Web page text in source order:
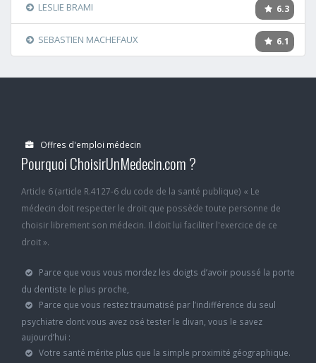
6.3
LESLIE BRAMI
6.1
SEBASTIEN MACHEFAUX
Offres d'emploi médecin
Pourquoi ChoisirUnMedecin.com ?
Article 6 (article R.4127-6 du code de la santé publique) « Le
médecin doit respecter le droit que possède toute personne de
choisir librement son médecin. Il doit lui faciliter l'exercice de ce
droit ».
Parce que vous vous mordez les doigts d’avoir poussé la porte
du dentiste le plus proche,
Parce que vous restez traumatisé par l’indifférence du seul
psychiatre dont vous avez osé tester le divan, vous le savez
aujourd’hui :
Votre santé mérite plus que la simple proximité géographique.